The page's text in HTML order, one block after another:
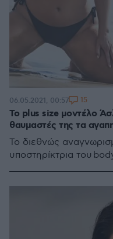
To plus size μοντέλο
θαυμαστές της τα
Το διεθνώς
υποστηρίκτρια του
06.05.2021, 00:57 15